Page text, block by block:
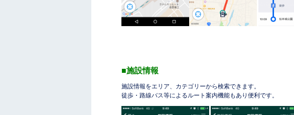
■施設情報
施設情報をエリア、カテゴリーから検索できます。
徒歩・路線バス等によるルート案内機能もあり便利です。